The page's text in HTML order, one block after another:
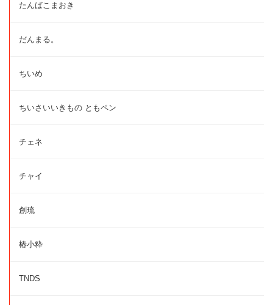
たんばこまおき
だんまる。
ちいめ
ちいさいいきもの ともペン
チェネ
チャイ
創琉
椿小粋
TNDS